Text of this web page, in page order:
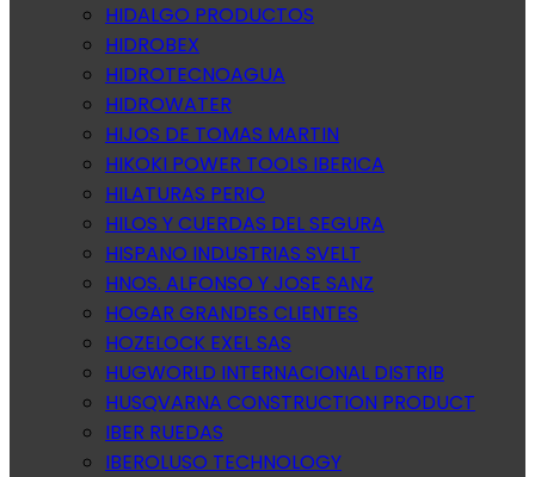
HIDALGO PRODUCTOS
HIDROBEX
HIDROTECNOAGUA
HIDROWATER
HIJOS DE TOMAS MARTIN
HIKOKI POWER TOOLS IBERICA
HILATURAS PERIO
HILOS Y CUERDAS DEL SEGURA
HISPANO INDUSTRIAS SVELT
HNOS. ALFONSO Y JOSE SANZ
HOGAR GRANDES CLIENTES
HOZELOCK EXEL SAS
HUGWORLD INTERNACIONAL DISTRIB
HUSQVARNA CONSTRUCTION PRODUCT
IBER RUEDAS
IBEROLUSO TECHNOLOGY